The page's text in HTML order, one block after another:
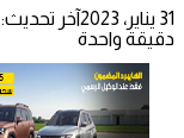
31 يناير، 2023
آخر تحديث: 31 يناير، 2023
دقيقة واحدة